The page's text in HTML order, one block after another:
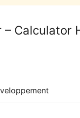
Calculator